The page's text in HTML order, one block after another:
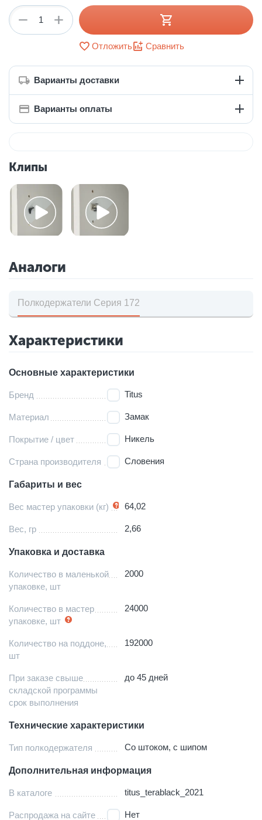
+
−
Отложить Сравнить
Варианты доставки
Варианты оплаты
Клипы
Аналоги
Полкодержатели Серия 172
Характеристики
Основные характеристики
Бренд Titus
Материал Замак
Покрытие / цвет Никель
Страна производителя Словения
Габариты и вес
Вес мастер упаковки (кг) 64,02
Вес, гр 2,66
Упаковка и доставка
Количество в маленькой
упаковке, шт
2000
Количество в мастер
упаковке, шт
24000
Количество на поддоне,
шт
192000
При заказе свыше
складской программы
срок выполнения
до 45 дней
Технические характеристики
Тип полкодержателя Со штоком, с шипом
Дополнительная информация
В каталоге titus_terablack_2021
Распродажа на сайте Нет